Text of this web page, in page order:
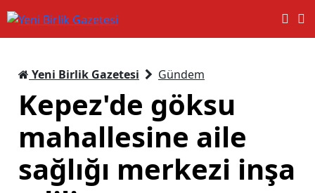
Yeni Birlik Gazetesi Gündem
Kepez'de göksu
mahallesine aile
sağlığı merkezi inşa